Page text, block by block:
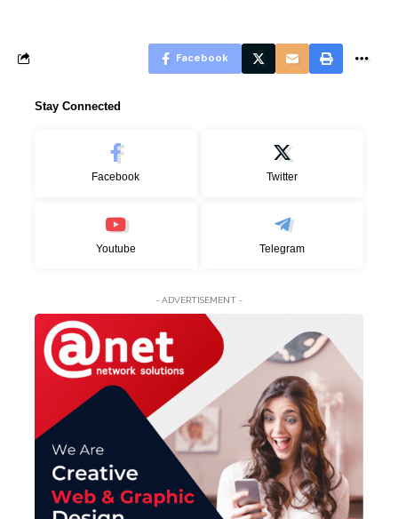
Facebook
Stay Connected
Facebook Twitter
Youtube Telegram
- ADVERTISEMENT -